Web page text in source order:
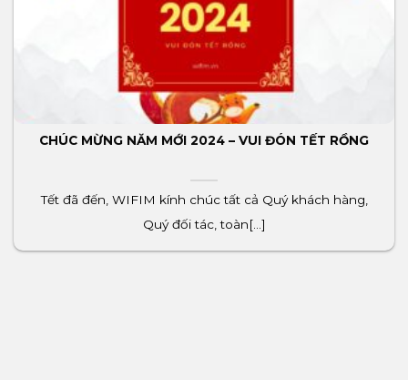
CHÚC MỪNG NĂM MỚI 2024 – VUI ĐÓN TẾT RỒNG
Tết đã đến, WIFIM kính chúc tất cả Quý khách hàng,
Quý đối tác, toàn[...]